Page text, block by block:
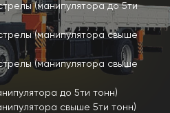
(манипулятора до 5ти
(манипулятора свыше
(манипулятора свыше
до 5ти тонн)
свыше 5ти тонн)